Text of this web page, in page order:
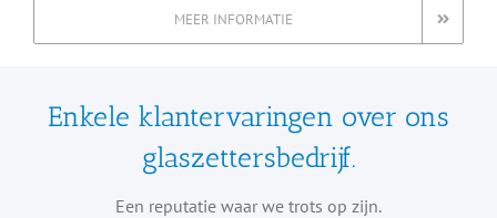
MEER INFORMATIE
Enkele klantervaringen over ons
glaszettersbedrijf.
Een reputatie waar we trots op zijn.